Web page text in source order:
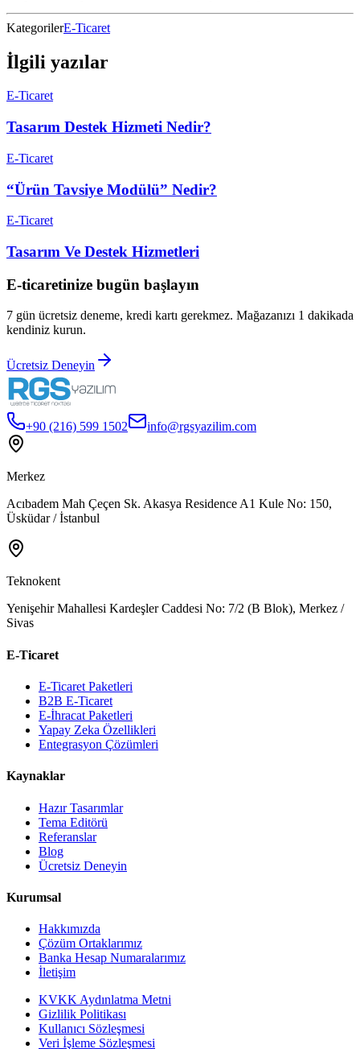
KategorilerE-Ticaret
İlgili yazılar
E-Ticaret
Tasarım Destek Hizmeti Nedir?
E-Ticaret
“Ürün Tavsiye Modülü” Nedir?
E-Ticaret
Tasarım Ve Destek Hizmetleri
E-ticaretinize bugün başlayın
7 gün ücretsiz deneme, kredi kartı gerekmez. Mağazanızı 1 dakikada
kendiniz kurun.
Ücretsiz Deneyin
+90 (216) 599 1502 info@rgsyazilim.com
Merkez
Acıbadem Mah Çeçen Sk. Akasya Residence A1 Kule No: 150,
Üsküdar / İstanbul
Teknokent
Yenişehir Mahallesi Kardeşler Caddesi No: 7/2 (B Blok), Merkez /
Sivas
E-Ticaret
E-Ticaret Paketleri
B2B E-Ticaret
E-İhracat Paketleri
Yapay Zeka Özellikleri
Entegrasyon Çözümleri
Kaynaklar
Hazır Tasarımlar
Tema Editörü
Referanslar
Blog
Ücretsiz Deneyin
Kurumsal
Hakkımızda
Çözüm Ortaklarımız
Banka Hesap Numaralarımız
İletişim
KVKK Aydınlatma Metni
Gizlilik Politikası
Kullanıcı Sözleşmesi
Veri İşleme Sözleşmesi